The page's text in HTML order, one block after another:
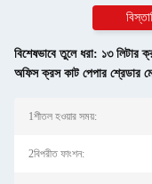
বিশেষভাবে তুলে ধরা: ১৩ লিটার
অফিস ক্রস কাট পেপার শ্রেডার
1শীতল হওয়ার সময়:
2বিপরীত ফাংশন: